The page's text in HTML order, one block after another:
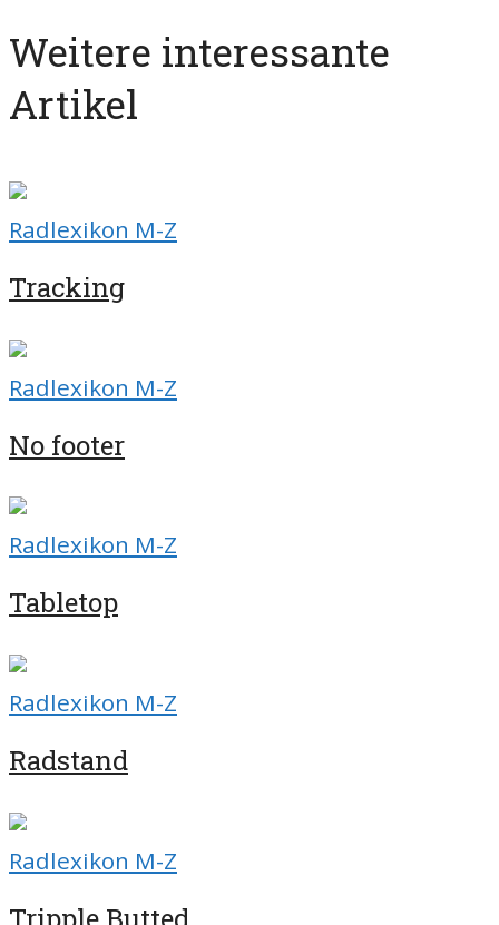
Weitere interessante
Artikel
Radlexikon M-Z
Tracking
Radlexikon M-Z
No footer
Radlexikon M-Z
Tabletop
Radlexikon M-Z
Radstand
Radlexikon M-Z